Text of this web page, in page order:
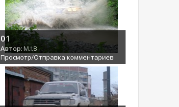
01
Автор:M.I.B
Просмотр/Отправка комментариев